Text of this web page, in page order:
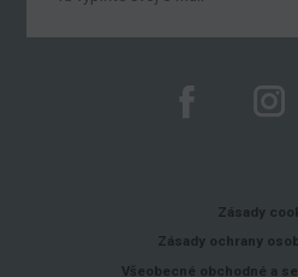
Zásady
Zásady ochrany
Všeobecné obchodné a